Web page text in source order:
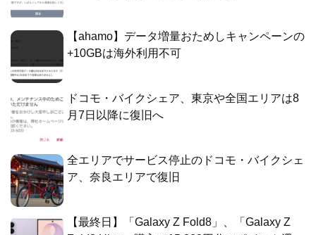
【ahamo】データ増量おためしキャンペーンの
+10GBは海外利用不可
ドコモ・バイクシェア、東京や全国エリアは8
月7日以降に復旧へ
全エリアでサービス停止のドコモ・バイクシェ
ア、奈良エリアで復旧
【最終日】「Galaxy Z Fold8」、「Galaxy Z